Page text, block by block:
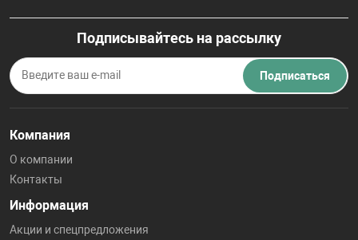
Подписывайтесь на рассылку
Подписаться
Компания
О компании
Контакты
Информация
Акции и спецпредложения